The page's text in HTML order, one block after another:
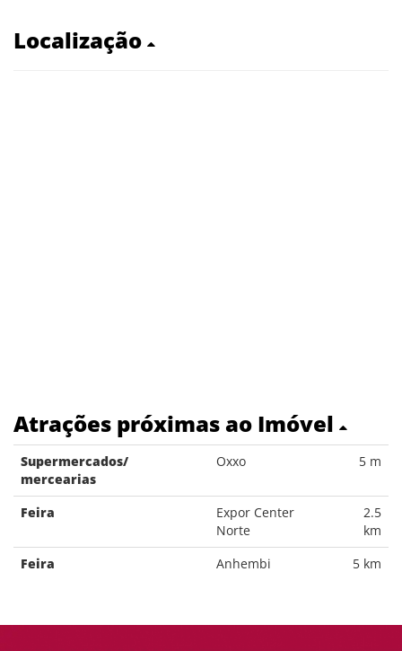
Localização
Atrações próximas ao Imóvel
Supermercados/
mercearias
Oxxo 5 m
Feira
Expor Center
Norte
2.5
km
Feira
Anhembi 5 km